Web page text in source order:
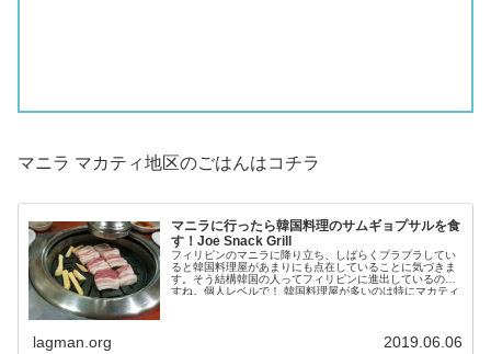
マニラ マカティ地区のごはんはコチラ
マニラに行ったら韓国料理のサムギョプサルを食
す！Joe Snack Grill
フィリピンのマニラに降り立ち、しばらくプラプラしてい
ると韓国料理屋があまりにも点在していることに気づきま
す。そう結構韓国の人ってフィリピンに進出しているので
すね。個人レベルで！ 韓国料理屋が多いのは特にマカティ
lagman.org 2019.06.06